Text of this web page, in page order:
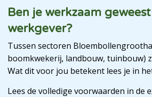
Ben je werkzaam
werkgever?
Tussen sectoren
boomkwekerij, landbouw, tuinbouw)
Wat dit voor jou betekent lees je in
Lees de volledige voorwaarden in de